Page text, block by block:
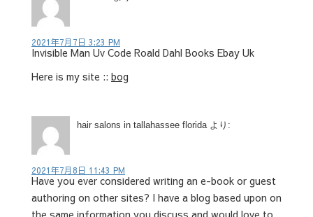
2021年7月7日 3:23 PM
Invisible Man Uv Code Roald Dahl Books Ebay Uk
Here is my site :: bog
hair salons in tallahassee florida より:
2021年7月8日 11:43 PM
Have you ever considered writing an e-book or guest
authoring on other sites? I have a blog based upon on
the same information you discuss and would love to